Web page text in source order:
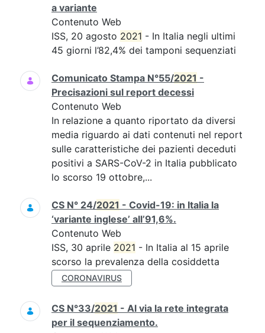
a variante
Contenuto Web
ISS, 20 agosto 2021 - In Italia negli ultimi
45 giorni l’82,4% dei tamponi sequenziati
Comunicato Stampa N°55/2021 -
Precisazioni sul report decessi
Contenuto Web
In relazione a quanto riportato da diversi
media riguardo ai dati contenuti nel report
sulle caratteristiche dei pazienti deceduti
positivi a SARS-CoV-2 in Italia pubblicato
lo scorso 19 ottobre,...
CS N° 24/2021 - Covid-19: in Italia la
‘variante inglese’ all’91,6%.
Contenuto Web
ISS, 30 aprile 2021 - In Italia al 15 aprile
scorso la prevalenza della cosiddetta
CORONAVIRUS
CS N°33/2021 - Al via la rete integrata
per il sequenziamento.